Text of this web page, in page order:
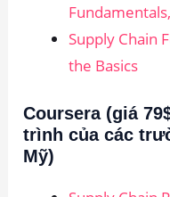
Supply Chain
the Basics
Coursera (giá
trình của các
Mỹ)